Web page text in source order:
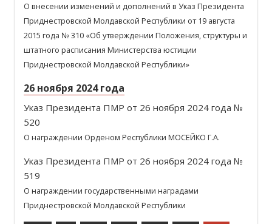
О внесении изменений и дополнений в Указ Президента
Приднестровской Молдавской Республики от 19 августа
2015 года № 310 «Об утверждении Положения, структуры и
штатного расписания Министерства юстиции
Приднестровской Молдавской Республики»
26 ноября 2024 года
Указ Президента ПМР от 26 ноября 2024 года №
520
О награждении Орденом Республики МОСЕЙКО Г.А.
Указ Президента ПМР от 26 ноября 2024 года №
519
О награждении государственными наградами
Приднестровской Молдавской Республики